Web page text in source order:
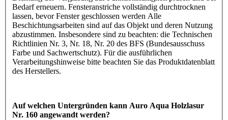
Bedarf erneuern. Fensteranstriche vollständig durchtrocknen
lassen, bevor Fenster geschlossen werden Alle
Beschichtungsarbeiten sind auf das Objekt und deren Nutzung
abzustimmen. Insbesondere sind zu beachten: die Technischen
Richtlinien Nr. 3, Nr. 18, Nr. 20 des BFS (Bundesausschuss
Farbe und Sachwertschutz). Für die ausführlichen
Verarbeitungshinweise bitte beachten Sie das Produktdatenblatt
des Herstellers.
Auf welchen Untergründen kann Auro Aqua Holzlasur
Nr. 160 angewandt werden?